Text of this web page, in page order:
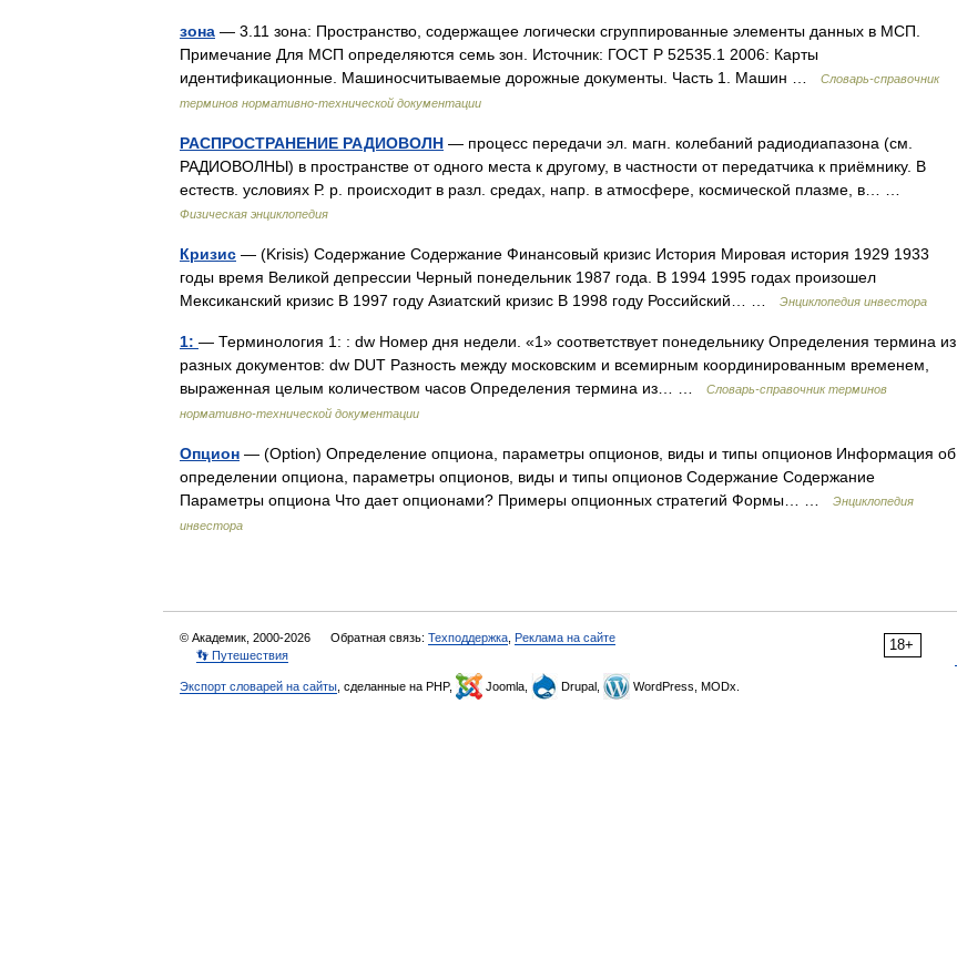
зона — 3.11 зона: Пространство, содержащее логически сгруппированные элементы данных в МСП.
Примечание Для МСП определяются семь зон. Источник: ГОСТ Р 52535.1 2006: Карты
идентификационные. Машиносчитываемые дорожные документы. Часть 1. Машин …
Словарь-справочник
терминов нормативно-технической документации
РАСПРОСТРАНЕНИЕ РАДИОВОЛН — процесс передачи эл. магн. колебаний радиодиапазона (см.
РАДИОВОЛНЫ) в пространстве от одного места к другому, в частности от передатчика к приёмнику. В
естеств. условиях Р. р. происходит в разл. средах, напр. в атмосфере, космической плазме, в… …
Физическая энциклопедия
Кризис — (Krisis) Содержание Содержание Финансовый кризис История Мировая история 1929 1933
годы время Великой депрессии Черный понедельник 1987 года. В 1994 1995 годах произошел
Мексиканский кризис В 1997 году Азиатский кризис В 1998 году Российский… …
Энциклопедия инвестора
1: — Терминология 1: : dw Номер дня недели. «1» соответствует понедельнику Определения термина из
разных документов: dw DUT Разность между московским и всемирным координированным временем,
выраженная целым количеством часов Определения термина из… …
Словарь-справочник терминов
нормативно-технической документации
Опцион — (Оption) Определение опциона, параметры опционов, виды и типы опционов Информация об
определении опциона, параметры опционов, виды и типы опционов Содержание Содержание
Параметры опциона Что дает опционами? Примеры опционных стратегий Формы… …
Энциклопедия
инвестора
18+
© Академик, 2000-2026 Обратная связь: Техподдержка Реклама на сайте
👣 Путешествия
Экспорт словарей на сайты , сделанные на PHP, Joomla, Drupal, WordPress, MODx.